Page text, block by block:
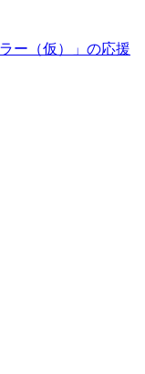
ー（仮）」の応援